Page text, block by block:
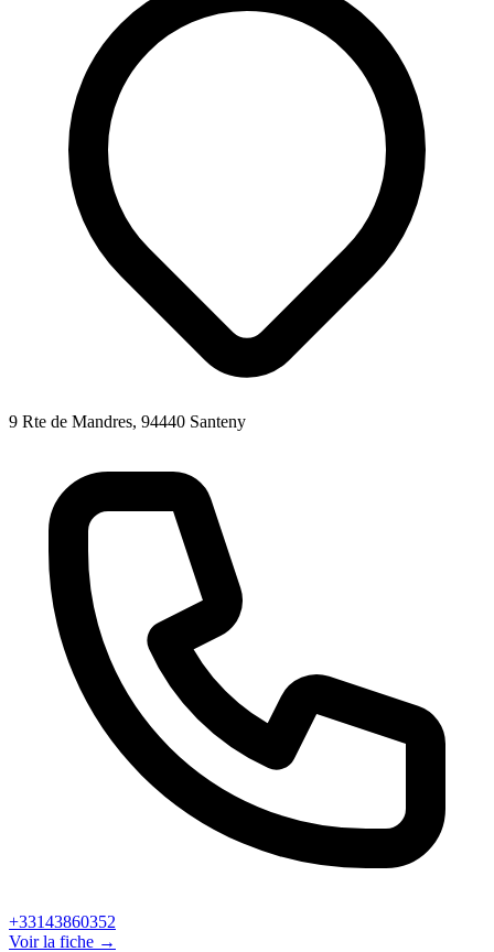
9 Rte de Mandres, 94440 Santeny
+33143860352
Voir la fiche →